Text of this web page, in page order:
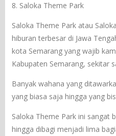
8. Saloka Theme Park
Saloka Theme Park atau
hiburan terbesar di Jawa
kota Semarang yang wajib
Kabupaten Semarang, sekitar
Banyak wahana yang
yang biasa saja hingga yang
Saloka Theme Park ini sangat
hingga dibagi menjadi lima